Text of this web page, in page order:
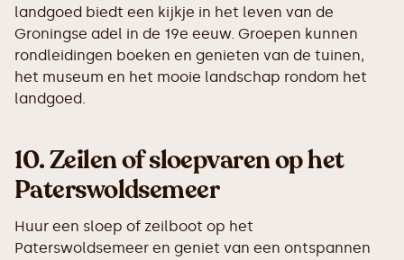
landgoed biedt een kijkje in het leven van de
Groningse adel in de 19e eeuw. Groepen kunnen
rondleidingen boeken en genieten van de tuinen,
het museum en het mooie landschap rondom het
landgoed.
10.Zeilen of sloepvaren op het
Paterswoldsemeer
Huur een sloep of zeilboot op het
Paterswoldsemeer en geniet van een ontspannen